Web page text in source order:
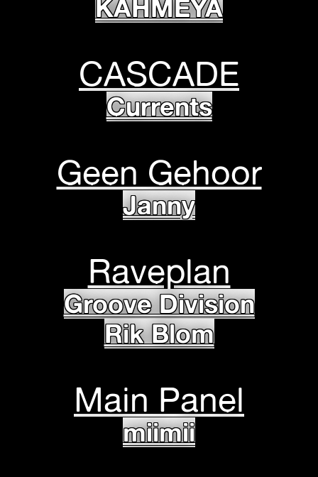
KAHMEYA
CASCADE
Currents
Geen Gehoor
Janny
Raveplan
Groove Division
Rik Blom
Main Panel
miimii